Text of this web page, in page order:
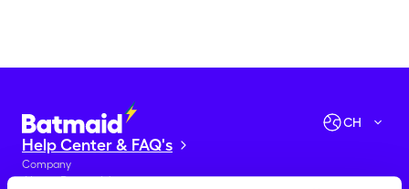
CH
Help Center & FAQ's
Company
About Batmaid